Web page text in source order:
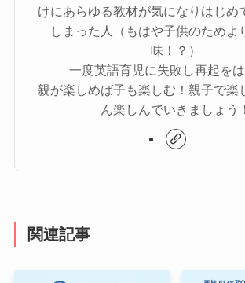
けにあらゆる教材が気になりはじめ
しまった人（もはや子供のためよ
味！？）
一度英語育児に失敗し再起をは
親が楽しめば子も楽しむ！親子で楽
ん楽しんでいきましょう！
関連記事